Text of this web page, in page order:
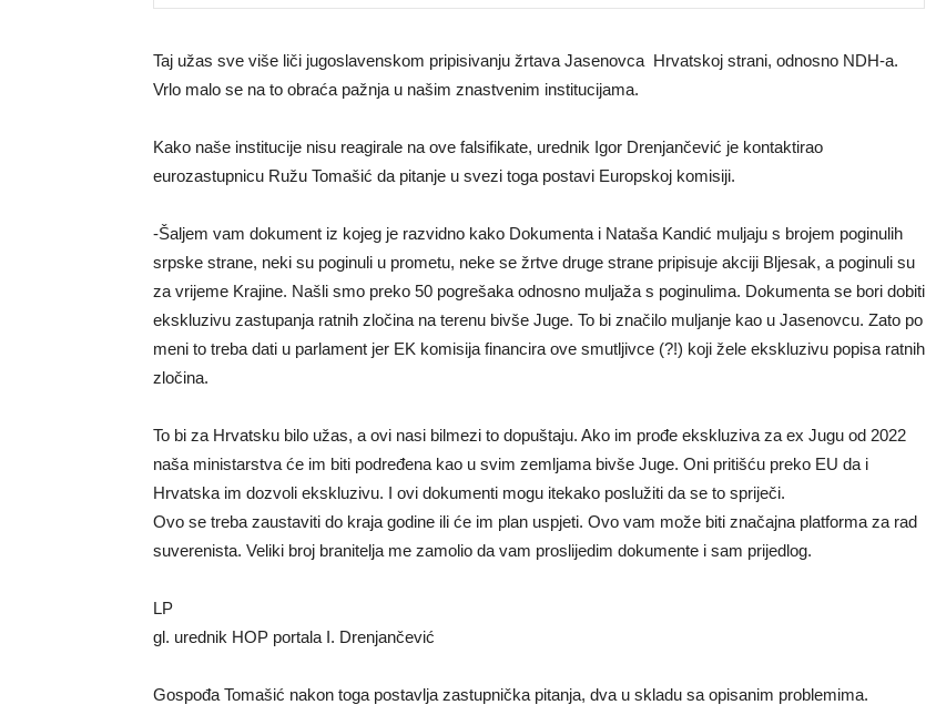
Taj užas sve više liči jugoslavenskom pripisivanju žrtava Jasenovca Hrvatskoj strani, odnosno NDH-a.
Vrlo malo se na to obraća pažnja u našim znastvenim institucijama.
Kako naše institucije nisu reagirale na ove falsifikate, urednik Igor Drenjančević je kontaktirao
eurozastupnicu Ružu Tomašić da pitanje u svezi toga postavi Europskoj komisiji.
-Šaljem vam dokument iz kojeg je razvidno kako Dokumenta i Nataša Kandić muljaju s brojem poginulih
srpske strane, neki su poginuli u prometu, neke se žrtve druge strane pripisuje akciji Bljesak, a poginuli su
za vrijeme Krajine. Našli smo preko 50 pogrešaka odnosno muljaža s poginulima. Dokumenta se bori dobiti
ekskluzivu zastupanja ratnih zločina na terenu bivše Juge. To bi značilo muljanje kao u Jasenovcu. Zato po
meni to treba dati u parlament jer EK komisija financira ove smutljivce (?!) koji žele ekskluzivu popisa ratnih
zločina.
To bi za Hrvatsku bilo užas, a ovi nasi bilmezi to dopuštaju. Ako im prođe ekskluziva za ex Jugu od 2022
naša ministarstva će im biti podređena kao u svim zemljama bivše Juge. Oni pritišću preko EU da i
Hrvatska im dozvoli ekskluzivu. I ovi dokumenti mogu itekako poslužiti da se to spriječi.
Ovo se treba zaustaviti do kraja godine ili će im plan uspjeti. Ovo vam može biti značajna platforma za rad
suverenista. Veliki broj branitelja me zamolio da vam proslijedim dokumente i sam prijedlog.
LP
gl. urednik HOP portala I. Drenjančević
Gospođa Tomašić nakon toga postavlja zastupnička pitanja, dva u skladu sa opisanim problemima.